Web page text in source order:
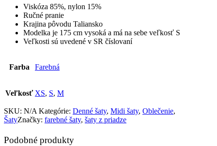
Viskóza 85%, nylon 15%
Ručné pranie
Krajina pôvodu Taliansko
Modelka je 175 cm vysoká a má na sebe veľkosť S
Veľkosti sú uvedené v SR číslovaní
Farba Farebná
Veľkosť XS, S, M
SKU: N/A Kategórie: Denné šaty, Midi šaty, Oblečenie,
ŠatyZnačky: farebné šaty, šaty z priadze
Podobné produkty